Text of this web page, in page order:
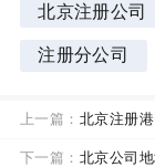
北京注册公司
注册分公司
上一篇： 北京注册港
下一篇： 北京公司